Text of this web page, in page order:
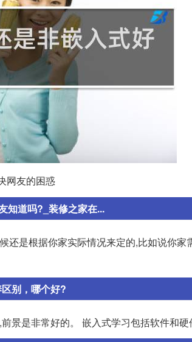
网友的困惑
知道吗?_装修之家在...
还是根据你家实际情况来定的,比如说你
别，哪个好?
景是非常好的。 嵌入式学习包括软件和硬